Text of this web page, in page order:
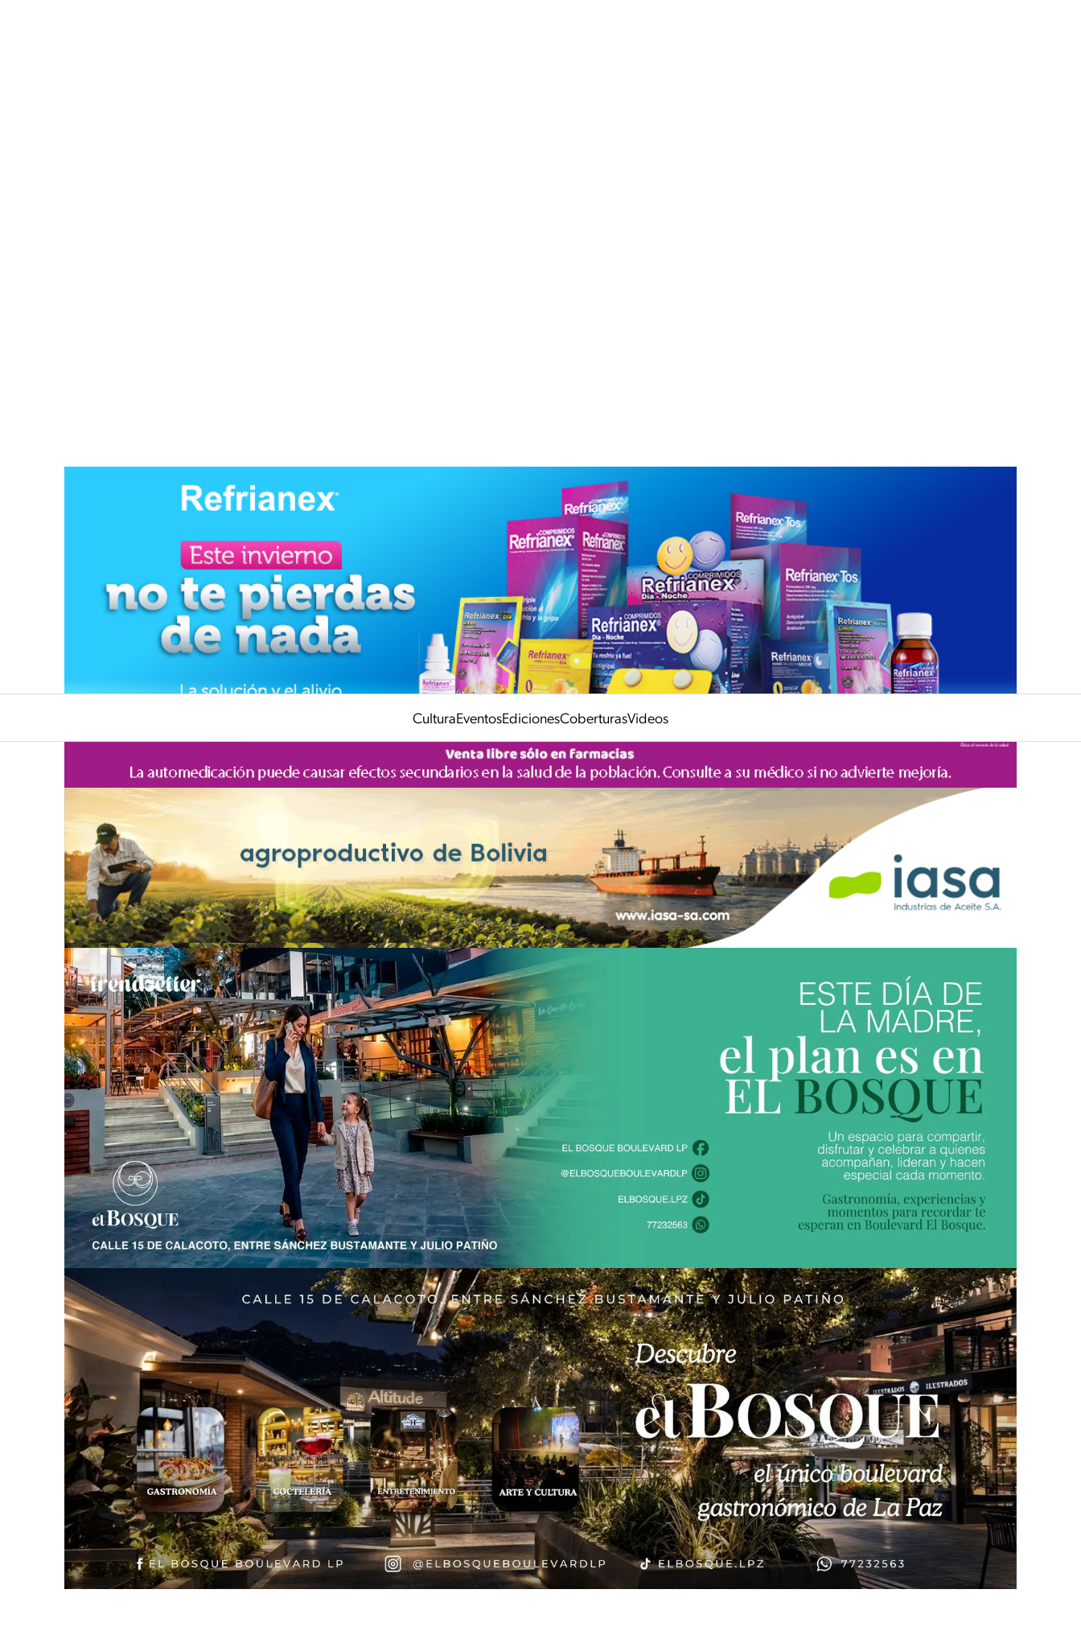
CulturaEventosEdicionesCoberturasVideos